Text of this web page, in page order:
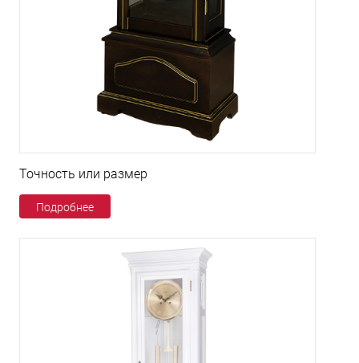
Точность или размер
Подробнее